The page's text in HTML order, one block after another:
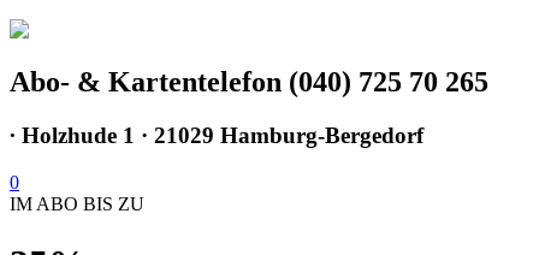
Abo- & Kartentelefon (040) 725 70 265
∙ Holzhude 1 · 21029 Hamburg-Bergedorf
0
IM ABO BIS ZU